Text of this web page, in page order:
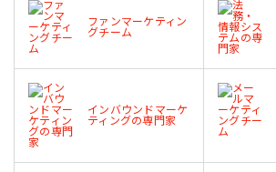
ファンマーケティン
グチーム
インバウンドマーケ
ティングの専門家